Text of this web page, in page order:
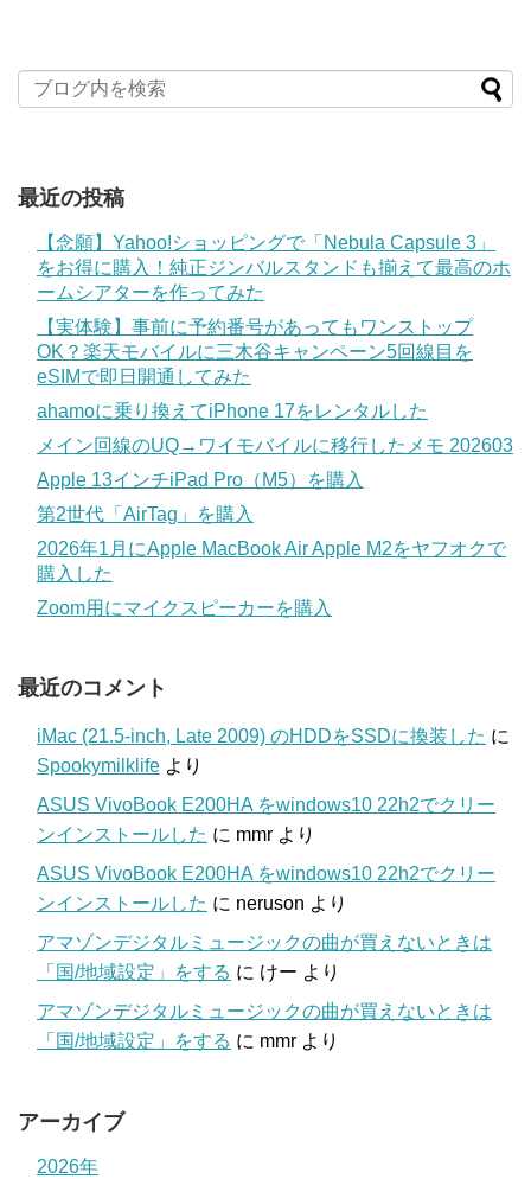
最近の投稿
【念願】Yahoo!ショッピングで「Nebula Capsule 3」
をお得に購入！純正ジンバルスタンドも揃えて最高のホ
ームシアターを作ってみた
【実体験】事前に予約番号があってもワンストップ
OK？楽天モバイルに三木谷キャンペーン5回線目を
eSIMで即日開通してみた
ahamoに乗り換えてiPhone 17をレンタルした
メイン回線のUQ→ワイモバイルに移行したメモ 202603
Apple 13インチiPad Pro（M5）を購入
第2世代「AirTag」を購入
2026年1月にApple MacBook Air Apple M2をヤフオクで
購入した
Zoom用にマイクスピーカーを購入
最近のコメント
iMac (21.5-inch, Late 2009) のHDDをSSDに換装した に
Spookymilklife より
ASUS VivoBook E200HA をwindows10 22h2でクリー
ンインストールした に mmr より
ASUS VivoBook E200HA をwindows10 22h2でクリー
ンインストールした に neruson より
アマゾンデジタルミュージックの曲が買えないときは
「国/地域設定」をする に けー より
アマゾンデジタルミュージックの曲が買えないときは
「国/地域設定」をする に mmr より
アーカイブ
2026年